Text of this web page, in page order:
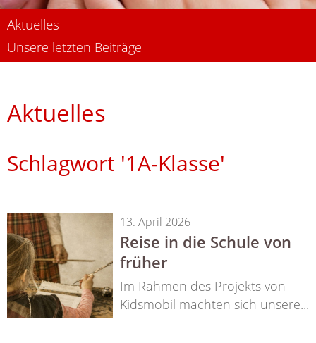
Aktuelles
Unsere letzten Beiträge
Aktuelles
Schlagwort '1A-Klasse'
13. April 2026
Reise in die Schule von
früher
Im Rahmen des Projekts von
Kidsmobil machten sich unsere...